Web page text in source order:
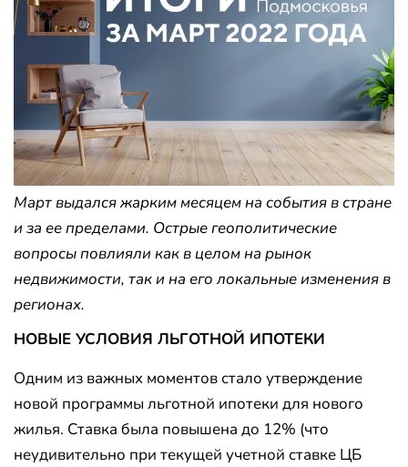
Март выдался жарким месяцем на события в стране
и за ее пределами. Острые геополитические
вопросы повлияли как в целом на рынок
недвижимости, так и на его локальные изменения в
регионах.
НОВЫЕ УСЛОВИЯ ЛЬГОТНОЙ ИПОТЕКИ
Одним из важных моментов стало утверждение
новой программы льготной ипотеки для нового
жилья. Ставка была повышена до 12% (что
неудивительно при текущей учетной ставке ЦБ